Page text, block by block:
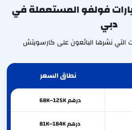
فولفو المستعملة في
دبي
التي نشرها البائعون على كارسويتش
نطاق السعر
درهم 68K–125K
درهم 81K–184K